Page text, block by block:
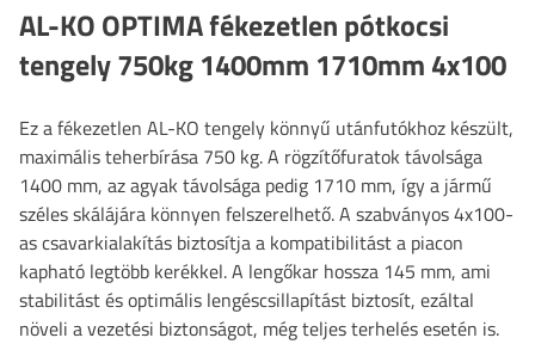
AL-KO OPTIMA fékezetlen pótkocsi
tengely 750kg 1400mm 1710mm 4x100
Ez a fékezetlen AL-KO tengely könnyű utánfutókhoz készült,
maximális teherbírása 750 kg. A rögzítőfuratok távolsága
1400 mm, az agyak távolsága pedig 1710 mm, így a jármű
széles skálájára könnyen felszerelhető. A szabványos 4x100-
as csavarkialakítás biztosítja a kompatibilitást a piacon
kapható legtöbb kerékkel. A lengőkar hossza 145 mm, ami
stabilitást és optimális lengéscsillapítást biztosít, ezáltal
növeli a vezetési biztonságot, még teljes terhelés esetén is.